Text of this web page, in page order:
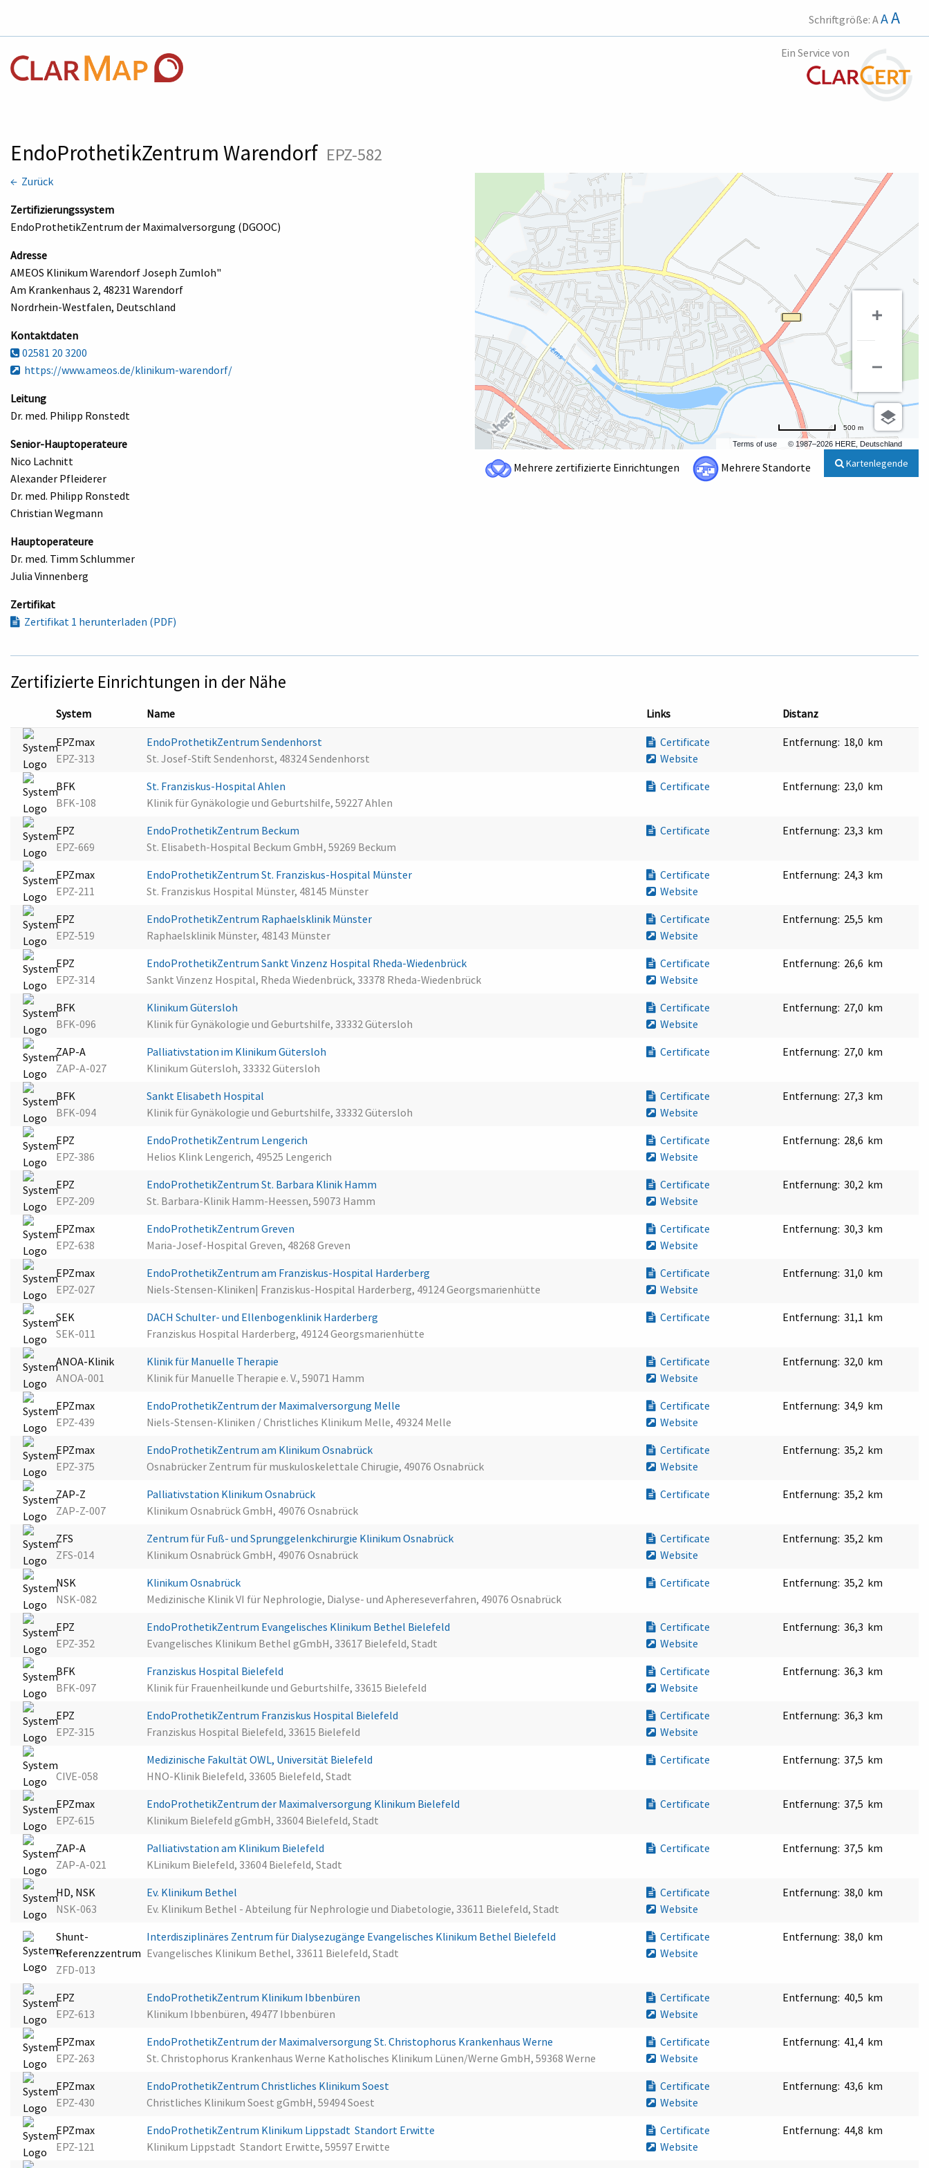
Schriftgröße: AAA
Ein Service von
EndoProthetikZentrum Warendorf EPZ-582
← Zurück
Zertifizierungssystem
EndoProthetikZentrum der Maximalversorgung (DGOOC)
Adresse
AMEOS Klinikum Warendorf Joseph Zumloh"
Am Krankenhaus 2, 48231 Warendorf
Nordrhein-Westfalen, Deutschland
Kontaktdaten
02581 20 3200
https://www.ameos.de/klinikum-warendorf/
Leitung
Dr. med. Philipp Ronstedt
Senior-Hauptoperateure
Nico Lachnitt
Alexander Pfleiderer
Dr. med. Philipp Ronstedt
Christian Wegmann
Hauptoperateure
Dr. med. Timm Schlummer
Julia Vinnenberg
Zertifikat
Zertifikat 1 herunterladen (PDF)
Terms of use © 1987–2026 HERE, Deutschland
500 m
Mehrere zertifizierte Einrichtungen Mehrere Standorte Kartenlegende
Zertifizierte Einrichtungen in der Nähe
System Name Links Distanz
EPZmax
EPZ-313
EndoProthetikZentrum Sendenhorst
St. Josef-Stift Sendenhorst, 48324 Sendenhorst
Certificate
Website
Entfernung: 18,0 km
BFK
BFK-108
St. Franziskus-Hospital Ahlen
Klinik für Gynäkologie und Geburtshilfe, 59227 Ahlen
Certificate Entfernung: 23,0 km
EPZ
EPZ-669
EndoProthetikZentrum Beckum
St. Elisabeth-Hospital Beckum GmbH, 59269 Beckum
Certificate Entfernung: 23,3 km
EPZmax
EPZ-211
EndoProthetikZentrum St. Franziskus-Hospital Münster
St. Franziskus Hospital Münster, 48145 Münster
Certificate
Website
Entfernung: 24,3 km
EPZ
EPZ-519
EndoProthetikZentrum Raphaelsklinik Münster
Raphaelsklinik Münster, 48143 Münster
Certificate
Website
Entfernung: 25,5 km
EPZ
EPZ-314
EndoProthetikZentrum Sankt Vinzenz Hospital Rheda-Wiedenbrück
Sankt Vinzenz Hospital, Rheda Wiedenbrück, 33378 Rheda-Wiedenbrück
Certificate
Website
Entfernung: 26,6 km
BFK
BFK-096
Klinikum Gütersloh
Klinik für Gynäkologie und Geburtshilfe, 33332 Gütersloh
Certificate
Website
Entfernung: 27,0 km
ZAP-A
ZAP-A-027
Palliativstation im Klinikum Gütersloh
Klinikum Gütersloh, 33332 Gütersloh
Certificate Entfernung: 27,0 km
BFK
BFK-094
Sankt Elisabeth Hospital
Klinik für Gynäkologie und Geburtshilfe, 33332 Gütersloh
Certificate
Website
Entfernung: 27,3 km
EPZ
EPZ-386
EndoProthetikZentrum Lengerich
Helios Klink Lengerich, 49525 Lengerich
Certificate
Website
Entfernung: 28,6 km
EPZ
EPZ-209
EndoProthetikZentrum St. Barbara Klinik Hamm
St. Barbara-Klinik Hamm-Heessen, 59073 Hamm
Certificate
Website
Entfernung: 30,2 km
EPZmax
EPZ-638
EndoProthetikZentrum Greven
Maria-Josef-Hospital Greven, 48268 Greven
Certificate
Website
Entfernung: 30,3 km
EPZmax
EPZ-027
EndoProthetikZentrum am Franziskus-Hospital Harderberg
Niels-Stensen-Kliniken| Franziskus-Hospital Harderberg, 49124 Georgsmarienhütte
Certificate
Website
Entfernung: 31,0 km
SEK
SEK-011
DACH Schulter- und Ellenbogenklinik Harderberg
Franziskus Hospital Harderberg, 49124 Georgsmarienhütte
Certificate Entfernung: 31,1 km
ANOA-Klinik
ANOA-001
Klinik für Manuelle Therapie
Klinik für Manuelle Therapie e. V., 59071 Hamm
Certificate
Website
Entfernung: 32,0 km
EPZmax
EPZ-439
EndoProthetikZentrum der Maximalversorgung Melle
Niels-Stensen-Kliniken / Christliches Klinikum Melle, 49324 Melle
Certificate
Website
Entfernung: 34,9 km
EPZmax
EPZ-375
EndoProthetikZentrum am Klinikum Osnabrück
Osnabrücker Zentrum für muskuloskelettale Chirugie, 49076 Osnabrück
Certificate
Website
Entfernung: 35,2 km
ZAP-Z
ZAP-Z-007
Palliativstation Klinikum Osnabrück
Klinikum Osnabrück GmbH, 49076 Osnabrück
Certificate Entfernung: 35,2 km
ZFS
ZFS-014
Zentrum für Fuß- und Sprunggelenkchirurgie Klinikum Osnabrück
Klinikum Osnabrück GmbH, 49076 Osnabrück
Certificate
Website
Entfernung: 35,2 km
NSK
NSK-082
Klinikum Osnabrück
Medizinische Klinik VI für Nephrologie, Dialyse- und Aphereseverfahren, 49076 Osnabrück
Certificate Entfernung: 35,2 km
EPZ
EPZ-352
EndoProthetikZentrum Evangelisches Klinikum Bethel Bielefeld
Evangelisches Klinikum Bethel gGmbH, 33617 Bielefeld, Stadt
Certificate
Website
Entfernung: 36,3 km
BFK
BFK-097
Franziskus Hospital Bielefeld
Klinik für Frauenheilkunde und Geburtshilfe, 33615 Bielefeld
Certificate
Website
Entfernung: 36,3 km
EPZ
EPZ-315
EndoProthetikZentrum Franziskus Hospital Bielefeld
Franziskus Hospital Bielefeld, 33615 Bielefeld
Certificate
Website
Entfernung: 36,3 km
CIVE-058
Medizinische Fakultät OWL, Universität Bielefeld
HNO-Klinik Bielefeld, 33605 Bielefeld, Stadt
Certificate Entfernung: 37,5 km
EPZmax
EPZ-615
EndoProthetikZentrum der Maximalversorgung Klinikum Bielefeld
Klinikum Bielefeld gGmbH, 33604 Bielefeld, Stadt
Certificate Entfernung: 37,5 km
ZAP-A
ZAP-A-021
Palliativstation am Klinikum Bielefeld
KLinikum Bielefeld, 33604 Bielefeld, Stadt
Certificate Entfernung: 37,5 km
HD, NSK
NSK-063
Ev. Klinikum Bethel
Ev. Klinikum Bethel - Abteilung für Nephrologie und Diabetologie, 33611 Bielefeld, Stadt
Certificate
Website
Entfernung: 38,0 km
Shunt-
Referenzzentrum
ZFD-013
Interdisziplinäres Zentrum für Dialysezugänge Evangelisches Klinikum Bethel Bielefeld
Evangelisches Klinikum Bethel, 33611 Bielefeld, Stadt
Certificate
Website
Entfernung: 38,0 km
EPZ
EPZ-613
EndoProthetikZentrum Klinikum Ibbenbüren
Klinikum Ibbenbüren, 49477 Ibbenbüren
Certificate
Website
Entfernung: 40,5 km
EPZmax
EPZ-263
EndoProthetikZentrum der Maximalversorgung St. Christophorus Krankenhaus Werne
St. Christophorus Krankenhaus Werne Katholisches Klinikum Lünen/Werne GmbH, 59368 Werne
Certificate
Website
Entfernung: 41,4 km
EPZmax
EPZ-430
EndoProthetikZentrum Christliches Klinikum Soest
Christliches Klinikum Soest gGmbH, 59494 Soest
Certificate
Website
Entfernung: 43,6 km
EPZmax
EPZ-121
EndoProthetikZentrum Klinikum Lippstadt  Standort Erwitte
Klinikum Lippstadt  Standort Erwitte, 59597 Erwitte
Certificate
Website
Entfernung: 44,8 km